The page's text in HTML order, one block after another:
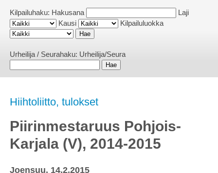
Kilpailuhaku: Hakusana
Laji
Kausi
Kilpailuluokka
Urheilija / Seurahaku: Urheilija/Seura
Hiihtoliitto, tulokset
Piirinmestaruus Pohjois-
Karjala (V), 2014-2015
Joensuu, 14.2.2015